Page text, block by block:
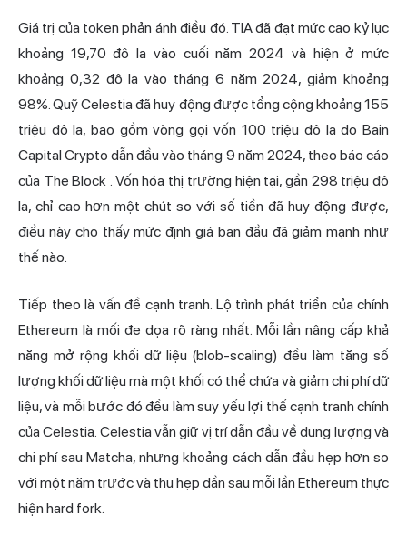
Giá trị của token phản ánh điều đó. TIA đã đạt mức cao kỷ lục
khoảng 19,70 đô la vào cuối năm 2024 và hiện ở mức
khoảng 0,32 đô la vào tháng 6 năm 2024, giảm khoảng
98%. Quỹ Celestia đã huy động được tổng cộng khoảng 155
triệu đô la, bao gồm vòng gọi vốn 100 triệu đô la do Bain
Capital Crypto dẫn đầu vào tháng 9 năm 2024, theo báo cáo
của The Block . Vốn hóa thị trường hiện tại, gần 298 triệu đô
la, chỉ cao hơn một chút so với số tiền đã huy động được,
điều này cho thấy mức định giá ban đầu đã giảm mạnh như
thế nào.
Tiếp theo là vấn đề cạnh tranh. Lộ trình phát triển của chính
Ethereum là mối đe dọa rõ ràng nhất. Mỗi lần nâng cấp khả
năng mở rộng khối dữ liệu (blob-scaling) đều làm tăng số
lượng khối dữ liệu mà một khối có thể chứa và giảm chi phí dữ
liệu, và mỗi bước đó đều làm suy yếu lợi thế cạnh tranh chính
của Celestia. Celestia vẫn giữ vị trí dẫn đầu về dung lượng và
chi phí sau Matcha, nhưng khoảng cách dẫn đầu hẹp hơn so
với một năm trước và thu hẹp dần sau mỗi lần Ethereum thực
hiện hard fork.